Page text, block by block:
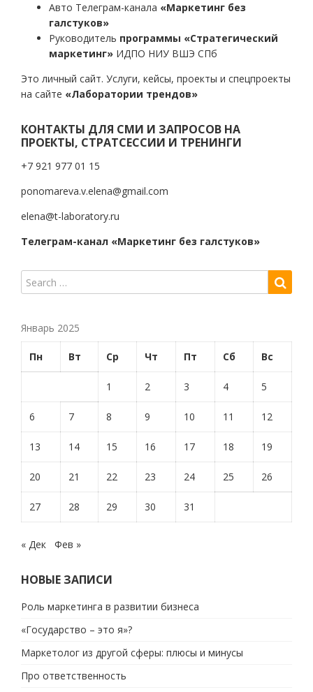
Авто Телеграм-канала «Маркетинг без
галстуков»
Руководитель программы «Стратегический
маркетинг» ИДПО НИУ ВШЭ СПб
Это личный сайт. Услуги, кейсы, проекты и спецпроекты
на сайте «Лаборатории трендов»
КОНТАКТЫ ДЛЯ СМИ И ЗАПРОСОВ НА
ПРОЕКТЫ, СТРАТСЕССИИ И ТРЕНИНГИ
+7 921 977 01 15
ponomareva.v.elena@gmail.com
elena@t-laboratory.ru
Телеграм-канал «Маркетинг без галстуков»
Январь 2025
Пн Вт Ср Чт Пт Сб Вс
1 2 3 4 5
6 7 8 9 10 11 12
13 14 15 16 17 18 19
20 21 22 23 24 25 26
27 28 29 30 31
« Дек Фев »
НОВЫЕ ЗАПИСИ
Роль маркетинга в развитии бизнеса
«Государство – это я»?
Маркетолог из другой сферы: плюсы и минусы
Про ответственность